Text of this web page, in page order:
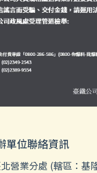
單位聯絡資訊
營業分處 (轄區：基